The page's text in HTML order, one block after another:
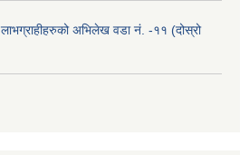
लाभग्राहीहरुको अभिलेख वडा नं. -११ (दोस्रो